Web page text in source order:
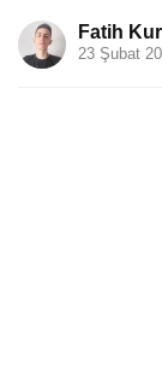
Fatih
23 Şubat